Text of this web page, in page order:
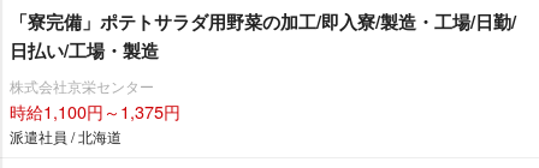
「寮完備」ポテトサラダ用野菜の加工/即入寮/製造・工場/日勤/
日払い/工場・製造
株式会社京栄センター
時給1,100円～1,375円
派遣社員 / 北海道